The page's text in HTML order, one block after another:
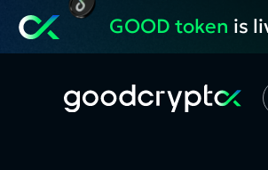
GOOD token is